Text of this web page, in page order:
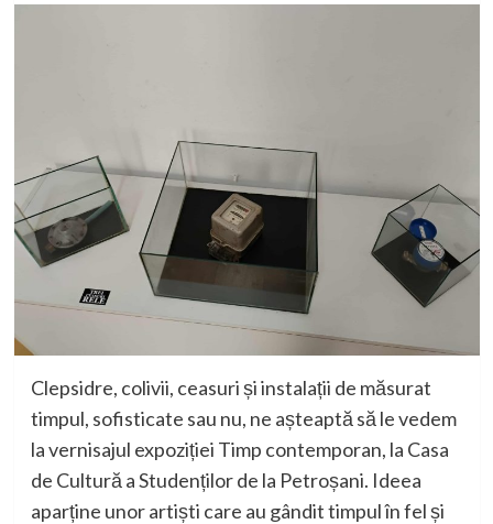
Clepsidre, colivii, ceasuri și instalații de măsurat
timpul, sofisticate sau nu, ne așteaptă să le vedem
la vernisajul expoziției Timp contemporan, la Casa
de Cultură a Studenților de la Petroșani. Ideea
aparține unor artiști care au gândit timpul în fel și